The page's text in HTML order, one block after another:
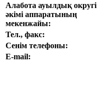
Алабота ауылдық округі
әкімі аппаратының
мекенжайы:
Тел., факс:
Сенiм телефоны:
E-mail: